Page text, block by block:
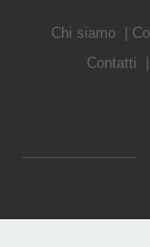
Chi siamo
Contatti